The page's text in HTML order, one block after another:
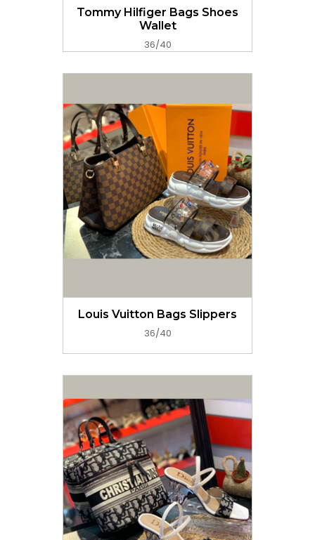
Tommy Hilfiger Bags Shoes
Wallet
36/40
Louis Vuitton Bags Slippers
36/40